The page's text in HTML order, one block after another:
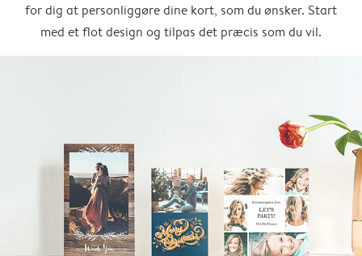
for dig at personliggøre dine kort, som du ønsker. Start
med et flot design og tilpas det præcis som du vil.